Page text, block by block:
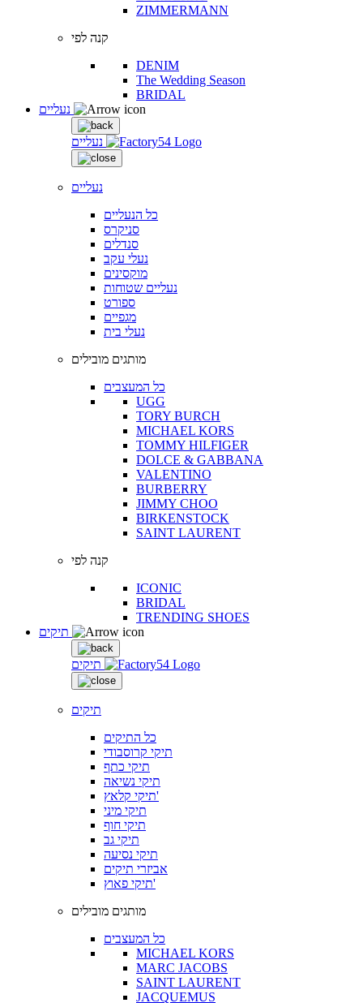
ZIMMERMANN
קנה לפי
DENIM
The Wedding Season
BRIDAL
נעליים
נעליים
כל הנעליים
סניקרס
סנדלים
נעלי עקב
מוקסינים
נעליים שטוחות
ספורט
מגפיים
נעלי בית
מותגים מובילים
כל המעצבים
UGG
TORY BURCH
MICHAEL KORS
TOMMY HILFIGER
DOLCE & GABBANA
VALENTINO
BURBERRY
JIMMY CHOO
BIRKENSTOCK
SAINT LAURENT
קנה לפי
ICONIC
BRIDAL
TRENDING SHOES
תיקים
תיקים
כל התיקים
תיקי קרוסבודי
תיקי כתף
תיקי נשיאה
תיקי קלאץ'
תיקי מיני
תיקי חוף
תיקי גב
תיקי נסיעה
אביזרי תיקים
תיקי פאוץ'
מותגים מובילים
כל המעצבים
MICHAEL KORS
MARC JACOBS
SAINT LAURENT
JACQUEMUS